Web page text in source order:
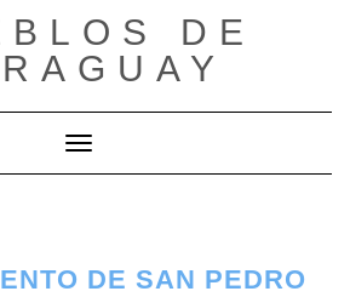
DE
Cambiar modo de navegación
DE SAN PEDRO